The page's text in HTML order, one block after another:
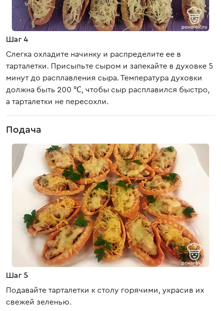
Шаг 4
Слегка охладите начинку и распределите ее в
тарталетки. Присыпьте сыром и запекайте в духовке 5
минут до расплавления сыра. Температура духовки
должна быть 200 ℃, чтобы сыр расплавился быстро,
а тарталетки не пересохли.
Подача
Шаг 5
Подавайте тарталетки к столу горячими, украсив их
свежей зеленью.